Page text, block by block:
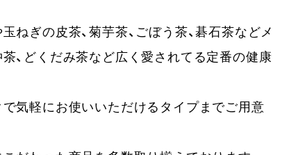
ねぎの皮茶、菊芋茶、ごぼう茶、碁石茶などメ
、どくだみ茶など広く愛されてる定番の健康
気軽にお使いいただけるタイプまでご用意